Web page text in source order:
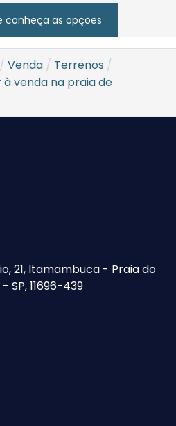
conheça as opções
Venda
Terrenos
venda na praia de
21, Itamambuca - Praia do
11696-439